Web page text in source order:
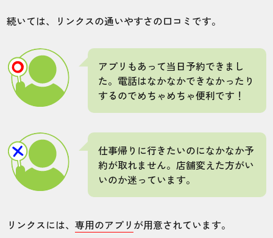
めちゃ便利です！
30代・GYOZAさん
4.0
施術 雰囲気 料金 予約
店舗
秋田駅前店
施術部位
キャンペーンの費用を見ていたので少々高
続いては、リンクスの通いやすさの口コミです。
アプリもあって当日予約できまし
た。電話はなかなかできなかったり
するのでめちゃめちゃ便利です！
仕事帰りに行きたいのになかなか予
約が取れません。店舗変えた方がい
いのか迷っています。
リンクスには、専用のアプリ が用意されています。